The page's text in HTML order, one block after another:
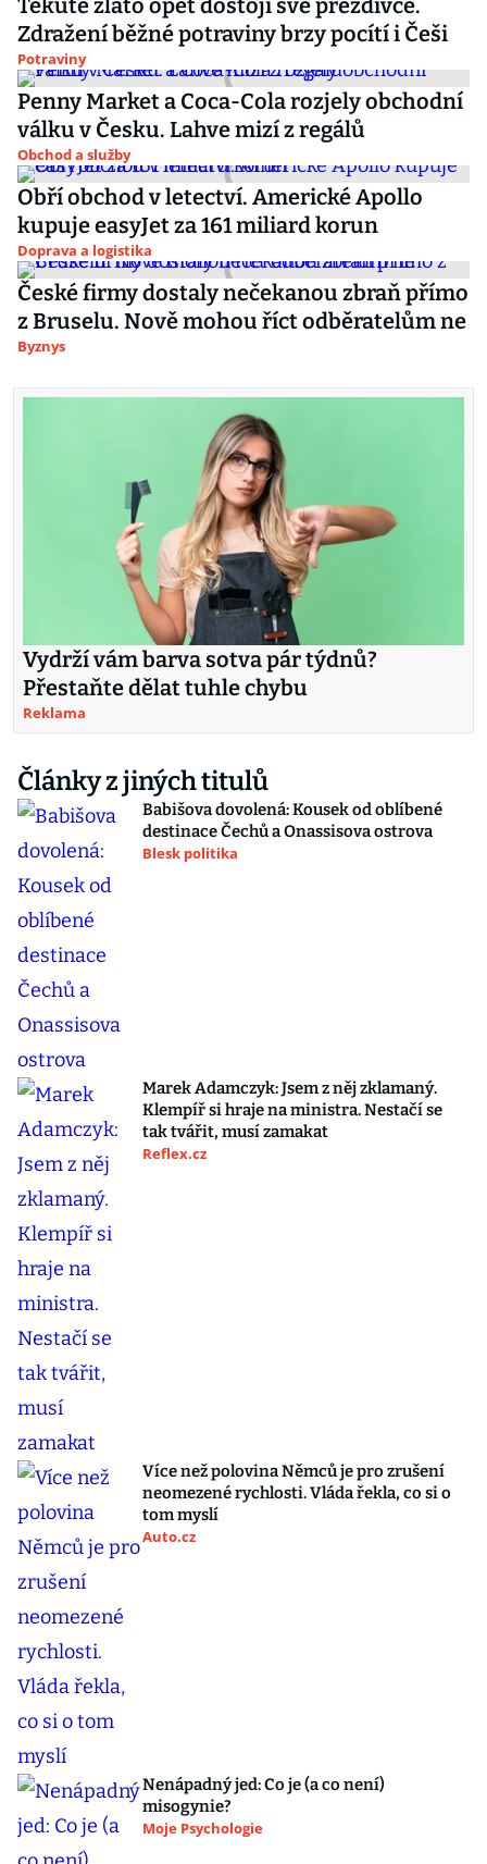
Tekuté zlato opět dostojí své přezdívce.
Zdražení běžné potraviny brzy pocítí i Češi
Potraviny
Penny Market a Coca-Cola rozjely obchodní
válku v Česku. Lahve mizí z regálů
Obchod a služby
Obří obchod v letectví. Americké Apollo
kupuje easyJet za 161 miliard korun
Doprava a logistika
České firmy dostaly nečekanou zbraň přímo
z Bruselu. Nově mohou říct odběratelům ne
Byznys
Vydrží vám barva sotva pár týdnů?
Přestaňte dělat tuhle chybu
Reklama
Články z jiných titulů
Babišova dovolená: Kousek od oblíbené
destinace Čechů a Onassisova ostrova
Blesk politika
Marek Adamczyk: Jsem z něj zklamaný.
Klempíř si hraje na ministra. Nestačí se
tak tvářit, musí zamakat
Reflex.cz
Více než polovina Němců je pro zrušení
neomezené rychlosti. Vláda řekla, co si o
tom myslí
Auto.cz
Nenápadný jed: Co je (a co není)
misogynie?
Moje Psychologie